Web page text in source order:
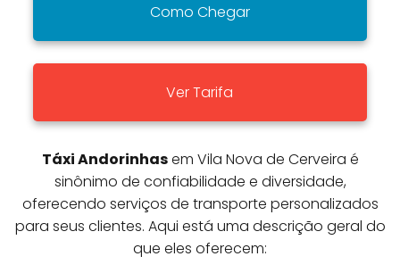
Como Chegar
Ver Tarifa
Táxi Andorinhasem Vila Nova de Cerveira é
sinônimo de confiabilidade e diversidade,
oferecendo serviços de transporte personalizados
para seus clientes. Aqui está uma descrição geral do
que eles oferecem: